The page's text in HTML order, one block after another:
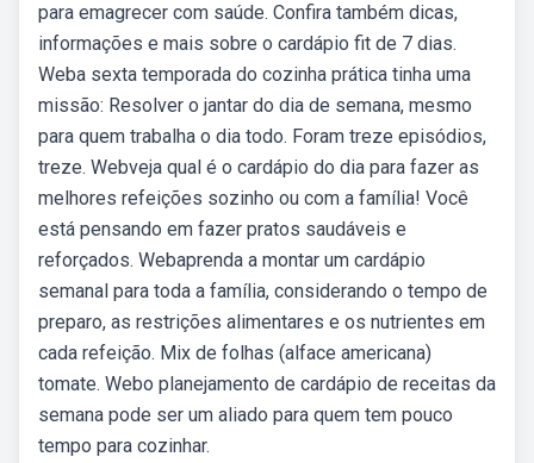
para emagrecer com saúde. Confira também dicas,
informações e mais sobre o cardápio fit de 7 dias.
Weba sexta temporada do cozinha prática tinha uma
missão: Resolver o jantar do dia de semana, mesmo
para quem trabalha o dia todo. Foram treze episódios,
treze. Webveja qual é o cardápio do dia para fazer as
melhores refeições sozinho ou com a família! Você
está pensando em fazer pratos saudáveis e
reforçados. Webaprenda a montar um cardápio
semanal para toda a família, considerando o tempo de
preparo, as restrições alimentares e os nutrientes em
cada refeição. Mix de folhas (alface americana)
tomate. Webo planejamento de cardápio de receitas da
semana pode ser um aliado para quem tem pouco
tempo para cozinhar.